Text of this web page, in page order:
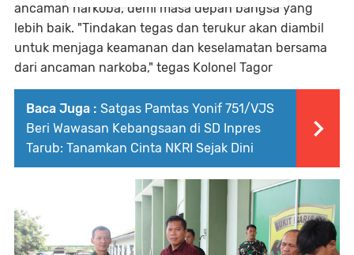
ancaman narkoba, demi masa depan bangsa yang
lebih baik. "Tindakan tegas dan terukur akan diambil
untuk menjaga keamanan dan keselamatan bersama
dari ancaman narkoba," tegas Kolonel Tagor
Baca Juga : Satgas Pamtas Yonif 751/VJS
Beri Wawasan Kebangsaan di SD Inpres
Tarub: Tanamkan Cinta NKRI Sejak Dini